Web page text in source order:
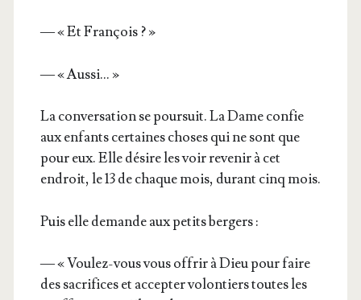
— « Et François ? »
— « Aussi… »
La conver­sa­tion se pour­suit. La Dame confie
aux enfants cer­taines choses qui ne sont que
pour eux. Elle désire les voir reve­nir à cet
endroit, le 13 de chaque mois, durant cinq mois.
Puis elle demande aux petits bergers :
— « Vou­lez-vous vous offrir à Dieu pour faire
des sacri­fices et accep­ter volon­tiers toutes les